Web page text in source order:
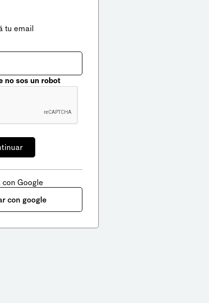
tu email
no sos un robot
Google
con google